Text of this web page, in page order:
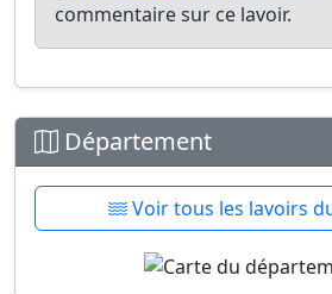
commentaire sur ce lavoir.
Département
Voir tous les lavoirs